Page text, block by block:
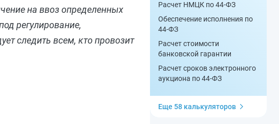
на ввоз определенных
регулирование,
следить всем, кто провозит
Расчет НМЦК по 44-ФЗ
Обеспечение исполнения по
44-ФЗ
Расчет стоимости
банковской гарантии
Расчет сроков электронного
аукциона по 44-ФЗ
Еще 58 калькуляторов